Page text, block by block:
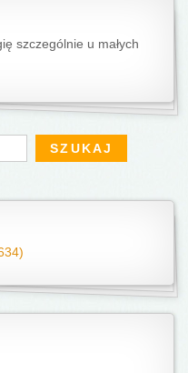
szczególnie u małych